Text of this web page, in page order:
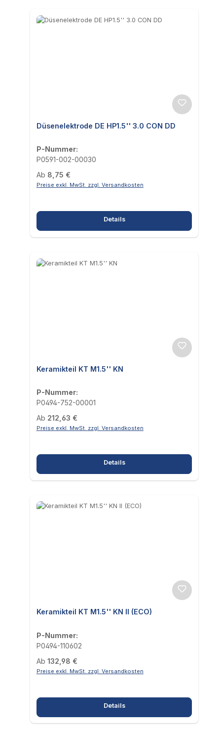
Düsenelektrode DE HP1.5'' 3.0 CON DD
P-Nummer:
P0591-002-00030
Regulärer Preis:
Ab 8,75 €
Preise exkl. MwSt. zzgl. Versandkosten
Details
Keramikteil KT M1.5'' KN
P-Nummer:
P0494-752-00001
Regulärer Preis:
Ab 212,63 €
Preise exkl. MwSt. zzgl. Versandkosten
Details
Keramikteil KT M1.5'' KN II (ECO)
P-Nummer:
P0494-110602
Regulärer Preis:
Ab 132,98 €
Preise exkl. MwSt. zzgl. Versandkosten
Details